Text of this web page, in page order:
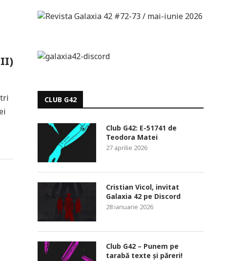
CLUB G42
Club G42: E-51741 de
Teodora Matei
27 aprilie 2026
Cristian Vicol, invitat
Galaxia 42 pe Discord
28 ianuarie 2026
Club G42 – Punem pe
tarabă texte și păreri!